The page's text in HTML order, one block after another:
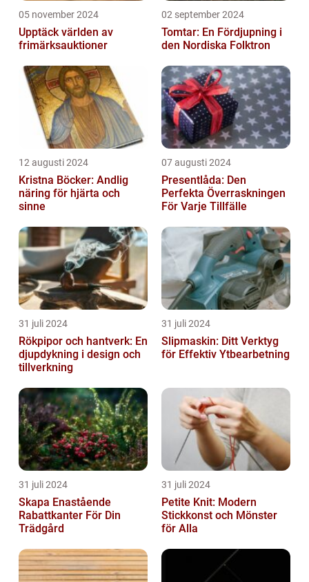
05 november 2024
Upptäck världen av
frimärksauktioner
02 september 2024
Tomtar: En Fördjupning i
den Nordiska Folktron
12 augusti 2024
Kristna Böcker: Andlig
näring för hjärta och
sinne
07 augusti 2024
Presentlåda: Den
Perfekta Överraskningen
För Varje Tillfälle
31 juli 2024
Rökpipor och hantverk: En
djupdykning i design och
tillverkning
31 juli 2024
Slipmaskin: Ditt Verktyg
för Effektiv Ytbearbetning
31 juli 2024
Skapa Enastående
Rabattkanter För Din
Trädgård
31 juli 2024
Petite Knit: Modern
Stickkonst och Mönster
för Alla